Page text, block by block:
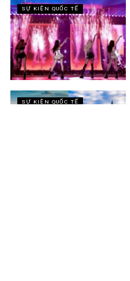
SỰ KIỆN QUỐC TẾ
SỰ KIỆN QUỐC TẾ